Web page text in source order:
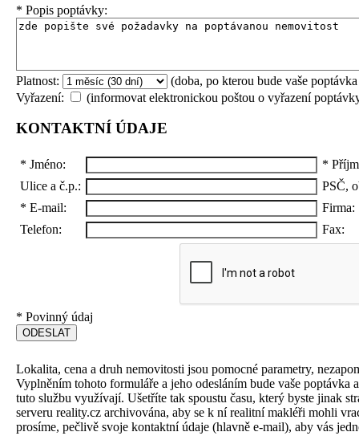
* Popis poptávky:
Platnost:
(doba, po kterou bude vaše
Vyřazení:
(informovat elektronickou poštou o vyřazení
KONTAKTNÍ ÚDAJE
* Jméno: *
Ulice a č.p.:
PSČ,
* E-mail:
Firma:
Telefon:
Fax:
* Povinný údaj
Lokalita, cena a druh nemovitosti jsou pomocné parametry,
Vyplněním tohoto formuláře a jeho odesláním bude vaše
tuto službu využívají. Ušetříte tak spoustu času, který byste jinak
serveru reality.cz archivována, aby se k ní realitní makléři mohli
prosíme, pečlivě svoje kontaktní údaje (hlavně e-mail), aby vás